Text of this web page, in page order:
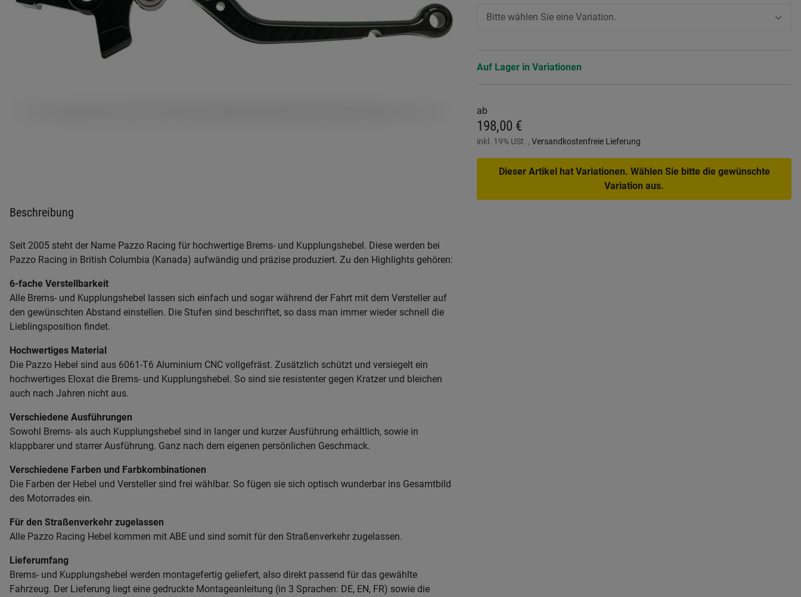
Bitte wählen Sie eine Variation.
Auf Lager in Variationen
ab
198,00 €
inkl. 19% USt. , Versandkostenfreie Lieferung
Dieser Artikel hat Variationen. Wählen Sie bitte die gewünschte
Variation aus.
Beschreibung
Seit 2005 steht der Name Pazzo Racing für hochwertige Brems- und Kupplungshebel. Diese werden bei
Pazzo Racing in British Columbia (Kanada) aufwändig und präzise produziert. Zu den Highlights gehören:
6-fache Verstellbarkeit
Alle Brems- und Kupplungshebel lassen sich einfach und sogar während der Fahrt mit dem Versteller auf
den gewünschten Abstand einstellen. Die Stufen sind beschriftet, so dass man immer wieder schnell die
Lieblingsposition findet.
Hochwertiges Material
Die Pazzo Hebel sind aus 6061-T6 Aluminium CNC vollgefräst. Zusätzlich schützt und versiegelt ein
hochwertiges Eloxat die Brems- und Kupplungshebel. So sind sie resistenter gegen Kratzer und bleichen
auch nach Jahren nicht aus.
Verschiedene Ausführungen
Sowohl Brems- als auch Kupplungshebel sind in langer und kurzer Ausführung erhältlich, sowie in
klappbarer und starrer Ausführung. Ganz nach dem eigenen persönlichen Geschmack.
Verschiedene Farben und Farbkombinationen
Die Farben der Hebel und Versteller sind frei wählbar. So fügen sie sich optisch wunderbar ins Gesamtbild
des Motorrades ein.
Für den Straßenverkehr zugelassen
Alle Pazzo Racing Hebel kommen mit ABE und sind somit für den Straßenverkehr zugelassen.
Lieferumfang
Brems- und Kupplungshebel werden montagefertig geliefert, also direkt passend für das gewählte
Fahrzeug. Der Lieferung liegt eine gedruckte Montageanleitung (in 3 Sprachen: DE, EN, FR) sowie die